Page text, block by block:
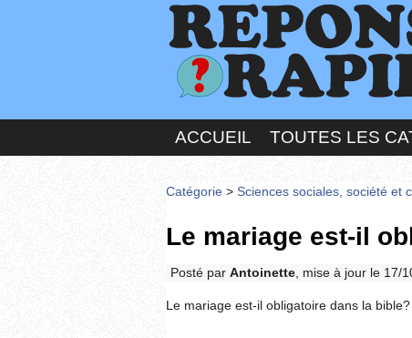
ACCUEIL TOUTES LES
Catégorie > Sciences sociales, société et
Le mariage est-il
Posté par Antoinette , mise à jour le 17/
Le mariage est-il obligatoire dans la bible?